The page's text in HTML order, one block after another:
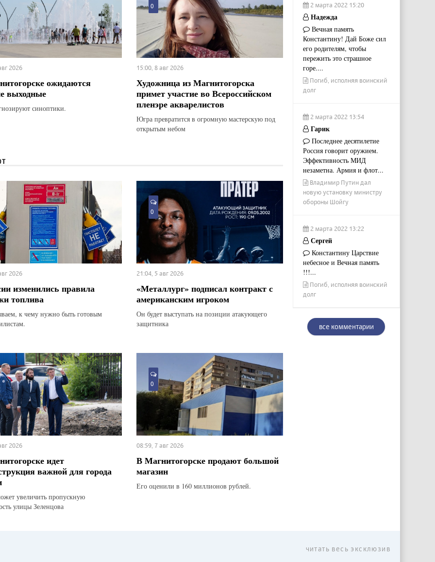
2026
ожидаются
выходные
синоптики.
0
15:00, 8 авг 2026
Художница из Магнитогорска
примет участие во Всероссийском
пленэре акварелистов
Югра превратится в огромную мастерскую под
открытым небом
2026
изменились правила
топлива
к чему нужно быть готовым
0
21:04, 5 авг 2026
«Металлург» подписал контракт с
американским игроком
Он будет выступать на позиции атакующего
защитника
2026
идет
важной для города
увеличить пропускную
улицы Зеленцова
0
08:59, 7 авг 2026
В Магнитогорске продают большой
магазин
Его оценили в 160 миллионов рублей.
2 марта 2022 15:20
Надежда
Вечная память
Константину! Дай Боже сил
его родителям, чтобы
пережить это страшное
горе....
Погиб, исполняя воинский
долг
2 марта 2022 13:54
Гарик
Последнее десятилетие
Россия говорит оружием.
Эффективность МИД
незаметна. Армия и флот...
Владимир Путин дал
новую установку министру
обороны Шойгу
2 марта 2022 13:22
Сергей
Константину Царствие
небесное и Вечная память
!!!...
Погиб, исполняя воинский
долг
все комментарии
читать весь эксклюзив